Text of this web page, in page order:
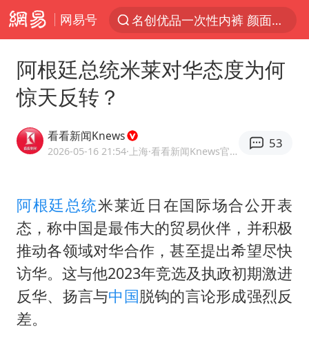
网易号
名创优品一次性内裤 颜面尽失
白海豚将正面袭击贯穿浙江
四川宜宾市珙县发生3.4级地震
香港宏福苑火灾或由烟头引起
浙江台州《告全体市民书》
女主硬加吻戏短剧已下架
郑丽文：台湾从来没有“独立”过
实时追踪台风白海豚
阿根廷总统米莱对华态度为何
惊天反转？
看看新闻Knews
2026-05-16 21:54·上海 ·看看新闻Knews官方网易号
53
阿根廷总统米莱近日在国际场合公开表
态，称中国是最伟大的贸易伙伴，并积极
推动各领域对华合作，甚至提出希望尽快
访华。这与他2023年竞选及执政初期激进
反华、扬言与中国脱钩的言论形成强烈反
差。